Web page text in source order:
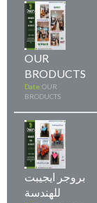
OUR
BRODUCTS
Date:OUR
BRODUCTS
بروجر ايجيبت
للهندسة